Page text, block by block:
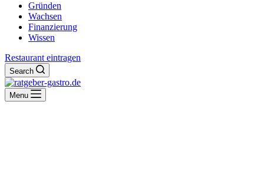
Gründen
Wachsen
Finanzierung
Wissen
Restaurant eintragen
Search
Menu